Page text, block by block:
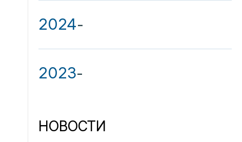
2024-
2023-
НОВОСТИ